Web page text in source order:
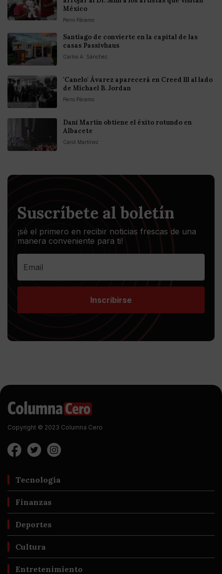
México
Perro Páramo
Santiago de convierte en la capital de las
casas Passivhaus
Carlos A. Sánchez
'Canelo' Ávarez aparecerá en Creed lll al lado
de Michael B. Jordan
Perro Páramo
Dani Martín obtiene el éxito rotundo en
Albacete
Carol Martínez
Suscríbete al boletín
¡sé el primero en recibir noticias frescas de una
manera conveniente para ti!
Inscribirse
Copyright © 2023 Columna Cero
Tecnología
Finanzas
Deportes
Cultura
Entretenimiento